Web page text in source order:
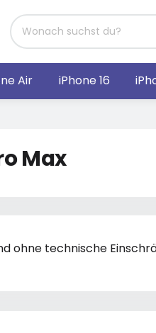
Air iPhone 16
Max
ohne technische